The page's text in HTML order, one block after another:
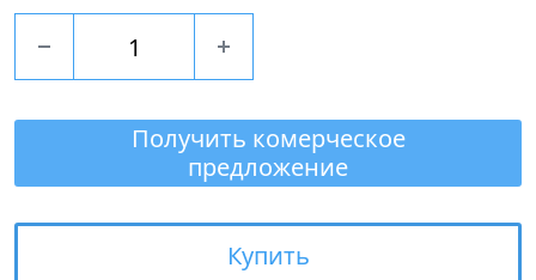
Получить комерческое
предложение
Купить